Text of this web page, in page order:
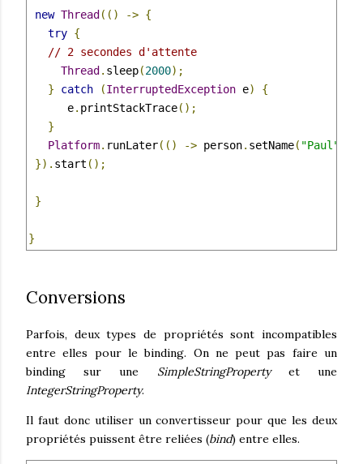
new Thread (() -> {
try {
// 2 secondes d'attente
Thread . sleep(2000);
}
catch (InterruptedException e)
{
      e
. printStackTrace();
}
Platform. runLater(() -> person. setName( "Paul"
}). start ();
}
}
Conversions
Parfois, deux types de propriétés sont incompatibles
entre elles pour le binding. On ne peut pas faire un
binding sur une SimpleStringPropertyet une
IntegerStringProperty.
Il faut donc utiliser un convertisseur pour que les deux
propriétés puissent être reliées (bind) entre elles.